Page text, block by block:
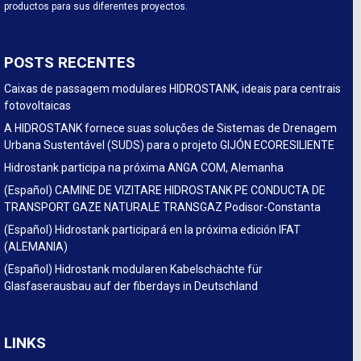
productos para sus diferentes proyectos.
POSTS RECENTES
Caixas de passagem modulares HIDROSTANK, ideais para centrais
fotovoltaicas
A HIDROSTANK fornece suas soluções de Sistemas de Drenagem
Urbana Sustentável (SUDS) para o projeto GIJÓN ECORESILIENTE
Hidrostank participa na próxima ANGA COM, Alemanha
(Español) CAMINE DE VIZITARE HIDROSTANK PE CONDUCTA DE
TRANSPORT GAZE NATURALE TRANSGAZ Podisor-Constanta
(Español) Hidrostank participará en la próxima edición IFAT
(ALEMANIA)
(Español) Hidrostank modularen Kabelschächte für
Glasfaserausbau auf der fiberdays in Deutschland
LINKS